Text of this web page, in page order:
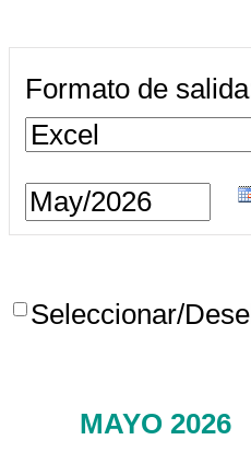
Formato de
Seleccionar/
MAYO 2026